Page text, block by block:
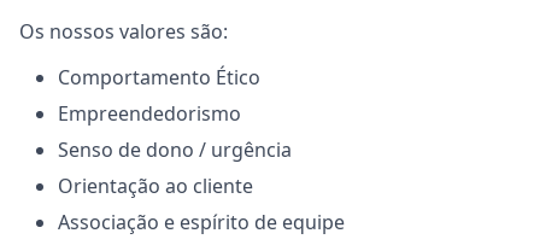
Os nossos valores são:
Comportamento Ético
Empreendedorismo
Senso de dono / urgência
Orientação ao cliente
Associação e espírito de equipe